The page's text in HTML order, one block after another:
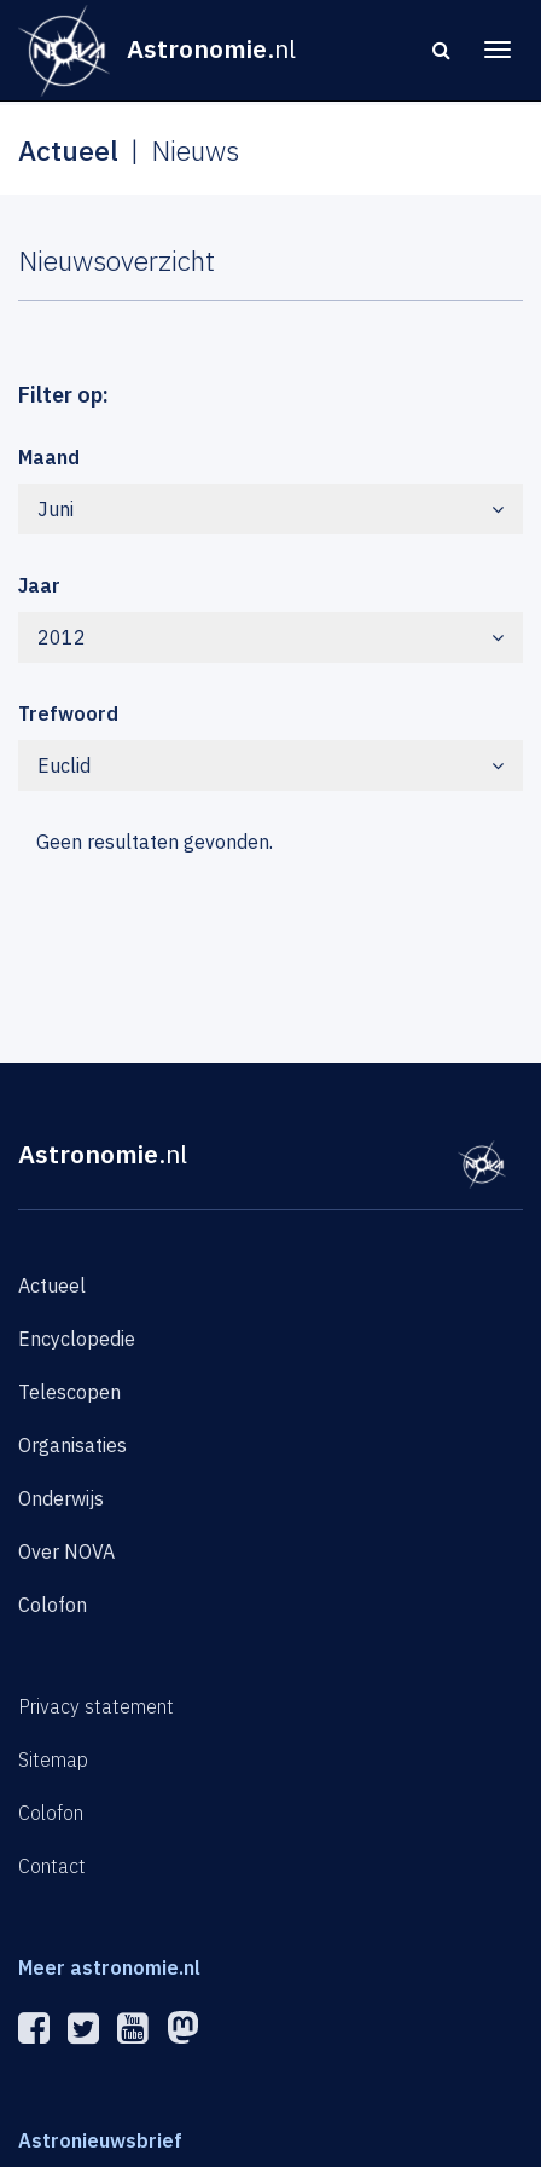
Astronomie.nl
Actueel Nieuws
Nieuwsoverzicht
Filter op:
Maand
Juni
Jaar
2012
Trefwoord
Euclid
Geen resultaten gevonden.
Astronomie.nl
Actueel
Encyclopedie
Telescopen
Organisaties
Onderwijs
Over NOVA
Colofon
Privacy statement
Sitemap
Colofon
Contact
Meer astronomie.nl
Astronieuwsbrief